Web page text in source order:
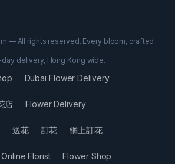
— All rights reserved. Every bloom, crafted
delivery, Hong Kong wide.
· Dubai Flower Delivery ·
店 · Flower Delivery ·
· 送花 · 訂花 · 網上訂花 ·
Online Florist · Flower Shop ·